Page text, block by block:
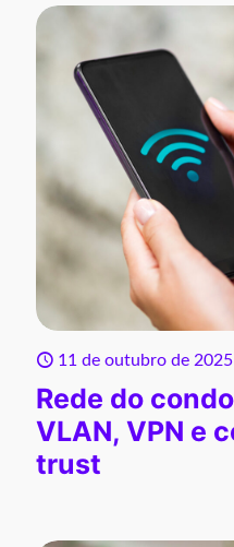
11 de outubro de 2025
Rede do
VLAN, VPN e
trust